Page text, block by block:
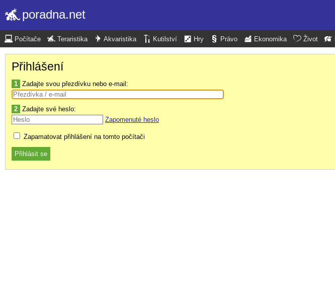
poradna.net
Počítače Teraristika Akvaristika Kutilství Hry Právo Ekonomika Život
Přihlášení
1 Zadajte svou přezdívku nebo e-mail:
2 Zadajte své heslo:
Zapomenuté heslo
Zapamatovat přihlášení na tomto počítači